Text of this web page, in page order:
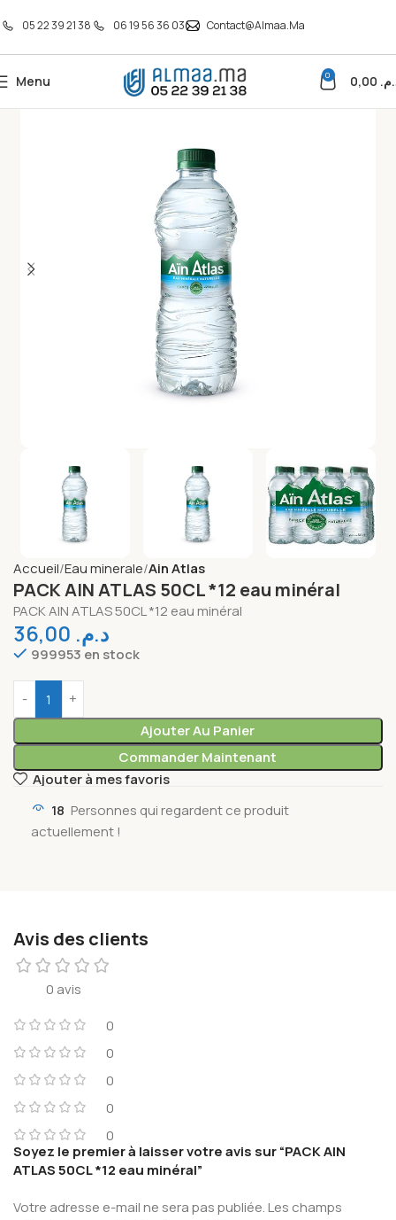
05 22 39 21 38 06 19 56 36 03 Contact@almaa.ma
Menu 0
Accueil Eau minerale Ain Atlas
PACK AIN ATLAS 50CL *12 eau minéral
PACK AIN ATLAS 50CL *12 eau minéral
د.م.
999953 en stock
Ajouter Au Panier
Commander Maintenant
Ajouter à mes favoris
18 Personnes qui regardent ce produit
actuellement !
Avis des clients
0 avis
0
0
0
0
0
Soyez le premier à laisser votre avis sur “PACK AIN
ATLAS 50CL *12 eau minéral”
Votre adresse e-mail ne sera pas publiée.Les champs